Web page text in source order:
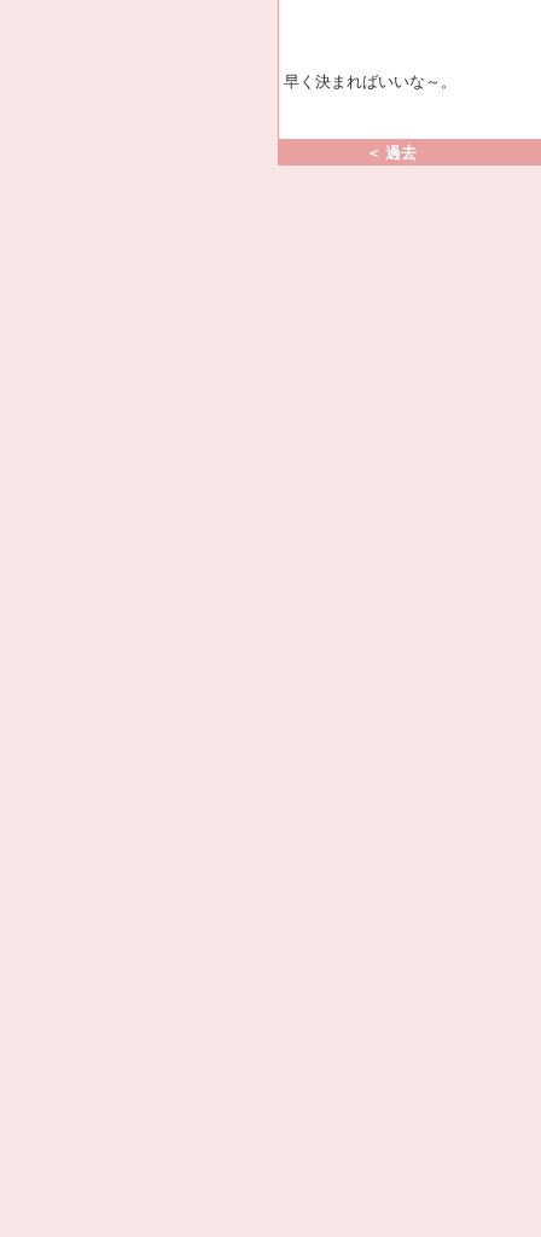
早く決まればいいな～。
＜ 過去